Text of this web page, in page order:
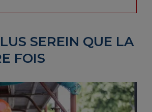
SEREIN QUE LA
FOIS